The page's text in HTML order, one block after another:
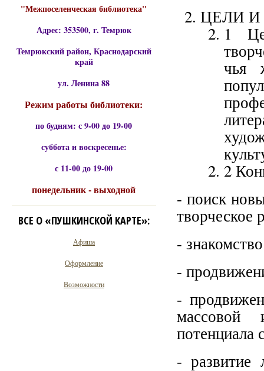
ЦЕЛИ И
1
чья
2
- поиск
творческое
-
-
-
массовой
потенциала
- развитие
"Межпоселенческая библиотека"
Адрес: 353500, г. Темрюк
Темрюкский район, Краснодарский
край
ул. Ленина 88
Режим работы библиотеки:
по будням: с 9-00 до 19-00
суббота и воскресенье:
с 11-00 до 19-00
понедельник - выходной
ВСЕ О «ПУШКИНСКОЙ КАРТЕ»:
Афиша
Оформление
Возможности